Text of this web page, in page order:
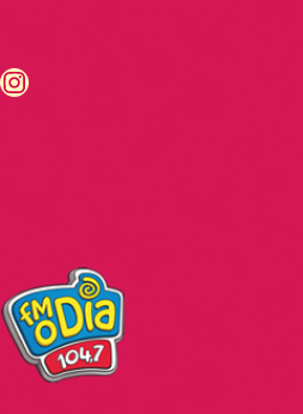
https://www.instagram.com/fmodia.cabofrio/